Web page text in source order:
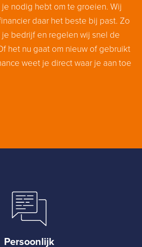
nodig hebt om te groeien. Wij
daar het beste bij past. Zo
bedrijf en regelen wij snel de
het nu gaat om nieuw of gebruikt
weet je direct waar je aan toe
Persoonlijk